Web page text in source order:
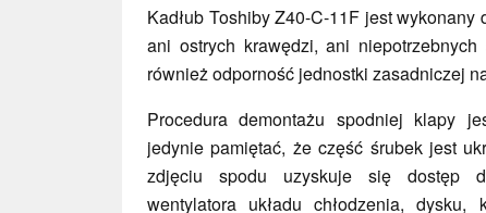
Kadłub Toshiby Z40-C-11F jest
ani ostrych krawędzi, ani
również odporność jednostki zasadniczej
Procedura demontażu spodniej klapy
jedynie pamiętać, że część śrubek jest
zdjęciu spodu uzyskuje się dostęp
wentylatora układu chłodzenia,